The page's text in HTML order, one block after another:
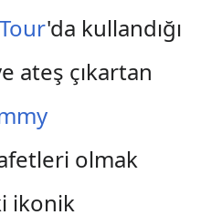
'da kullandığı
ateş çıkartan
olmak
ikonik